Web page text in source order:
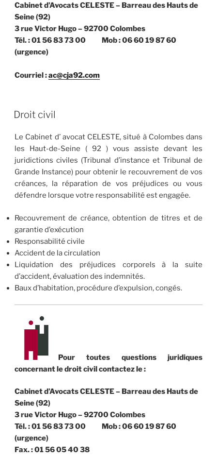
Cabinet d’Avocats CELESTE – Barreau des Hauts de
Seine (92)
3 rue Victor Hugo – 92700 Colombes
Tél. : 01 56 83 73 00 Mob : 06 60 19 87 60
(urgence)
Courriel :ac@cja92.com
PUBLIÉ
LE
Droit civil
Le Cabinet d’ avocat CELESTE, situé à Colombes dans
les Haut-de-Seine ( 92 ) vous assiste devant les
juridictions civiles (Tribunal d’instance et Tribunal de
Grande Instance) pour obtenir le recouvrement de vos
créances, la réparation de vos préjudices ou vous
défendre lorsque votre responsabilité est engagée.
Recouvrement de créance, obtention de titres et de
garantie d’exécution
Responsabilité civile
Accident de la circulation
Liquidation des préjudices corporels à la suite
d’accident, évaluation des indemnités.
Baux d’habitation, procédure d’expulsion, congés.
Pour toutes questions juridiques
concernant le droit civil contactez le :
Cabinet d’Avocats CELESTE – Barreau des Hauts de
Seine (92)
3 rue Victor Hugo – 92700 Colombes
Tél. : 01 56 83 73 00 Mob : 06 60 19 87 60
(urgence)
Fax. : 01 56 05 40 38